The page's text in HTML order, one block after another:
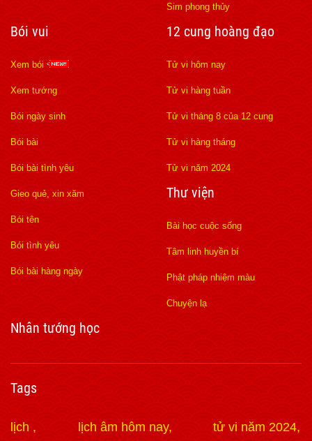
Sim phong thủy
Bói vui
Xem bói
Xem tướng
Bói ngày sinh
Bói bài
Bói bài tình yêu
Gieo quẻ, xin xăm
Bói tên
Bói tình yêu
Bói bài hàng ngày
12 cung hoàng đạo
Tử vi hôm nay
Tử vi hàng tuần
Tử vi tháng 8 của 12 cung
Tử vi hàng tháng
Tử vi năm 2024
Thư viện
Bài học cuộc sống
Tâm linh huyền bí
Phật pháp nhiệm màu
Chuyện lạ
Nhân tướng học
Tags
lịch lịch âm hôm nay tử vi năm 2024